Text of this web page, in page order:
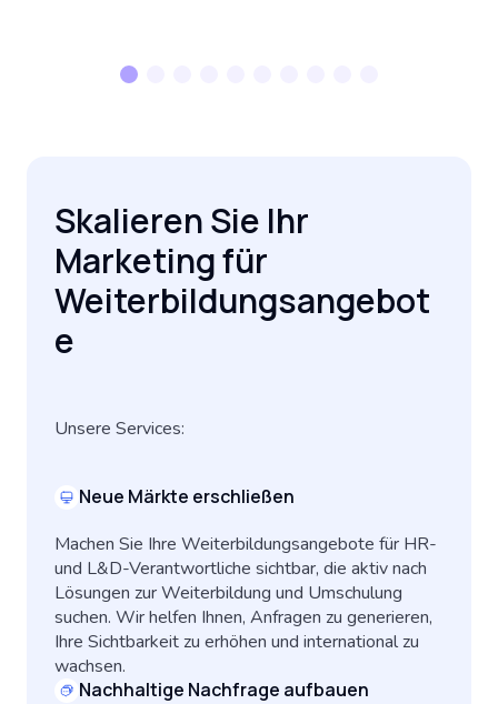
Skalieren Sie Ihr
Marketing für
Weiterbildungsangebot
e
Unsere Services:
Neue Märkte erschließen
Machen Sie Ihre Weiterbildungsangebote für HR-
und L&D-Verantwortliche sichtbar, die aktiv nach
Lösungen zur Weiterbildung und Umschulung
suchen. Wir helfen Ihnen, Anfragen zu generieren,
Ihre Sichtbarkeit zu erhöhen und international zu
wachsen.
Nachhaltige Nachfrage aufbauen